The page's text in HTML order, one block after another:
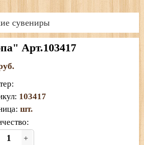
сувениры
Арт.103417
:
: 103417
: шт.
+